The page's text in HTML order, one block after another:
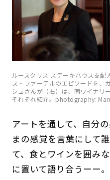
ルースクリス ステーキハウス支配
ス・ファーテルのエピソードを、
シュさんが（右）は、同ワイナリ
それぞれ紹介。photography:
アートを通して、自分
まの感覚を言葉にして
て、食とワインを囲み
に置いて語り合うーー。